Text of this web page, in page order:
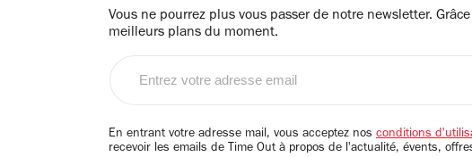
Vous ne pourrez plus vous passer de notre newsletter.
meilleurs plans du moment.
email
En entrant votre adresse mail, vous acceptez nos conditions
recevoir les emails de Time Out à propos de l'actualité, évents,